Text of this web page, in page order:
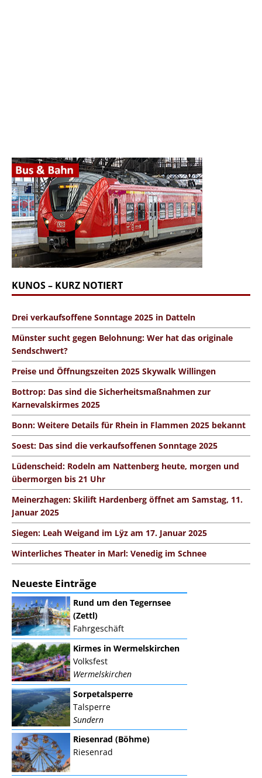
KUNOS – KURZ NOTIERT
Drei verkaufsoffene Sonntage 2025 in Datteln
Münster sucht gegen Belohnung: Wer hat das originale
Sendschwert?
Preise und Öffnungszeiten 2025 Skywalk Willingen
Bottrop: Das sind die Sicherheitsmaßnahmen zur
Karnevalskirmes 2025
Bonn: Weitere Details für Rhein in Flammen 2025 bekannt
Soest: Das sind die verkaufsoffenen Sonntage 2025
Lüdenscheid: Rodeln am Nattenberg heute, morgen und
übermorgen bis 21 Uhr
Meinerzhagen: Skilift Hardenberg öffnet am Samstag, 11.
Januar 2025
Siegen: Leah Weigand im Lÿz am 17. Januar 2025
Winterliches Theater in Marl: Venedig im Schnee
Neueste Einträge
Rund um den Tegernsee
(Zettl)
Fahrgeschäft
Kirmes in Wermelskirchen
Volksfest
Wermelskirchen
Sorpetalsperre
Talsperre
Sundern
Riesenrad (Böhme)
Riesenrad